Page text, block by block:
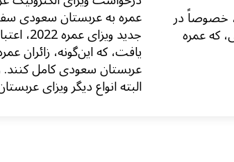
خصوصاً در
که عمره
عمره به عربستان سعودی
یافت، که این‌گونه،
عربستان سعودی کامل
البته انواع دیگر ویزای